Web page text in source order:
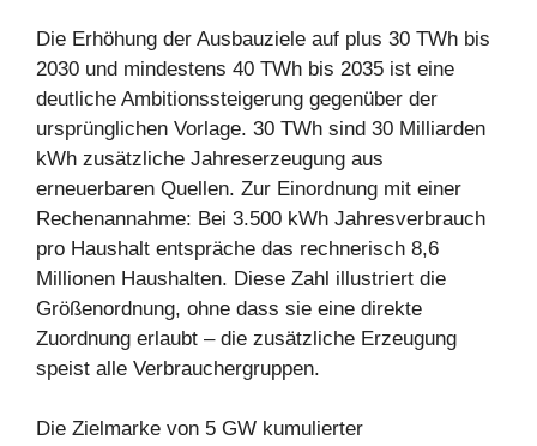
Die Erhöhung der Ausbauziele auf plus 30 TWh bis
2030 und mindestens 40 TWh bis 2035 ist eine
deutliche Ambitionssteigerung gegenüber der
ursprünglichen Vorlage. 30 TWh sind 30 Milliarden
kWh zusätzliche Jahreserzeugung aus
erneuerbaren Quellen. Zur Einordnung mit einer
Rechenannahme: Bei 3.500 kWh Jahresverbrauch
pro Haushalt entspräche das rechnerisch 8,6
Millionen Haushalten. Diese Zahl illustriert die
Größenordnung, ohne dass sie eine direkte
Zuordnung erlaubt – die zusätzliche Erzeugung
speist alle Verbrauchergruppen.
Die Zielmarke von 5 GW kumulierter